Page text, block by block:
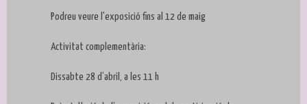
Podreu veure l'exposició fins al 12 de maig
Activitat complementària:
Dissabte 28 d’abril, a les 11 h